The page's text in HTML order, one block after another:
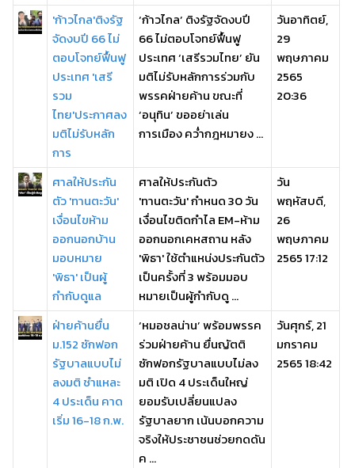
'ก้าวไกล'ติงรัฐ
จัดงบปี 66 ไม่
ตอบโจทย์ฟื้นฟู
ประเทศ 'เสรี
รวม
ไทย'ประกาศลง
มติไม่รับหลัก
การ
‘ก้าวไกล’ ติงรัฐจัดงบปี
66 ไม่ตอบโจทย์ฟื้นฟู
ประเทศ ‘เสรีรวมไทย’ ยัน
มติไม่รับหลักการร่วมกับ
พรรคฝ่ายค้าน ขณะที่
‘อนุทิน’ ขออย่าเล่น
การเมือง คว่ำกฎหมายง ...
วันอาทิตย์,
29
พฤษภาคม
2565
20:36
ศาลให้ประกัน
ตัว 'ทานตะวัน'
เงื่อนไขห้าม
ออกนอกบ้าน
มอบหมาย
'พิธา' เป็นผู้
กำกับดูแล
ศาลให้ประกันตัว
'ทานตะวัน' กำหนด 30 วัน
เงื่อนไขติดกำไล EM-ห้าม
ออกนอกเคหสถาน หลัง
'พิธา' ใช้ตำแหน่งประกันตัว
เป็นครั้งที่ 3 พร้อมมอบ
หมายเป็นผู้กำกับดู ...
วัน
พฤหัสบดี,
26
พฤษภาคม
2565 17:12
ฝ่ายค้านยื่น
ม.152 ซักฟอก
รัฐบาลแบบไม่
ลงมติ ชำแหละ
4 ประเด็น คาด
เริ่ม 16-18 ก.พ.
‘หมอชลน่าน’ พร้อมพรรค
ร่วมฝ่ายค้าน ยื่นญัตติ
ซักฟอกรัฐบาลแบบไม่ลง
มติ เปิด 4 ประเด็นใหญ่
ยอมรับเปลี่ยนแปลง
รัฐบาลยาก เน้นบอกความ
จริงให้ประชาชนช่วยกดดัน
ค ...
วันศุกร์, 21
มกราคม
2565 18:42